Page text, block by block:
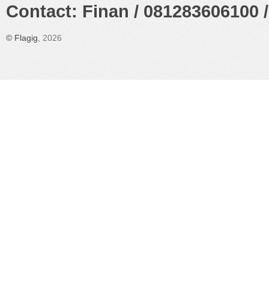
Contact: Finan /
© Flagig , 2026